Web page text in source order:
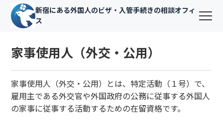
新宿にある外国人のビザ・入管手続きの相談オフィ
ス
家事使用人（外交・公用）
家事使用人（外交・公用）とは、特定活動（１号）で、
雇用主である外交官や外国政府の公務に従事する外国人
の家事に従事する活動するための在留資格です。